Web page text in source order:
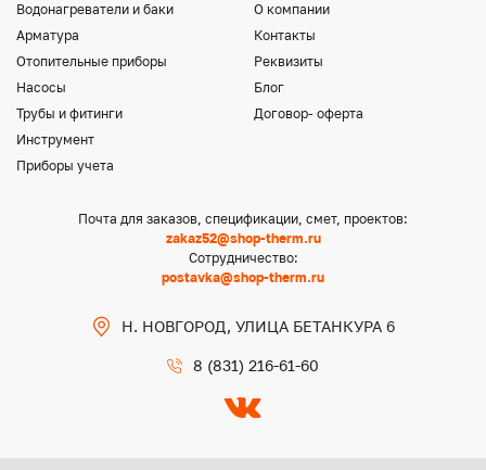
Водонагреватели и баки
Арматура
Отопительные приборы
Насосы
Трубы и фитинги
Инструмент
Приборы учета
О компании
Контакты
Реквизиты
Блог
Договор- оферта
Почта для заказов, спецификации, смет, проектов:
zakaz52@shop-therm.ru
Сотрудничество:
postavka@shop-therm.ru
Н. НОВГОРОД, УЛИЦА БЕТАНКУРА 6
8 (831) 216-61-60